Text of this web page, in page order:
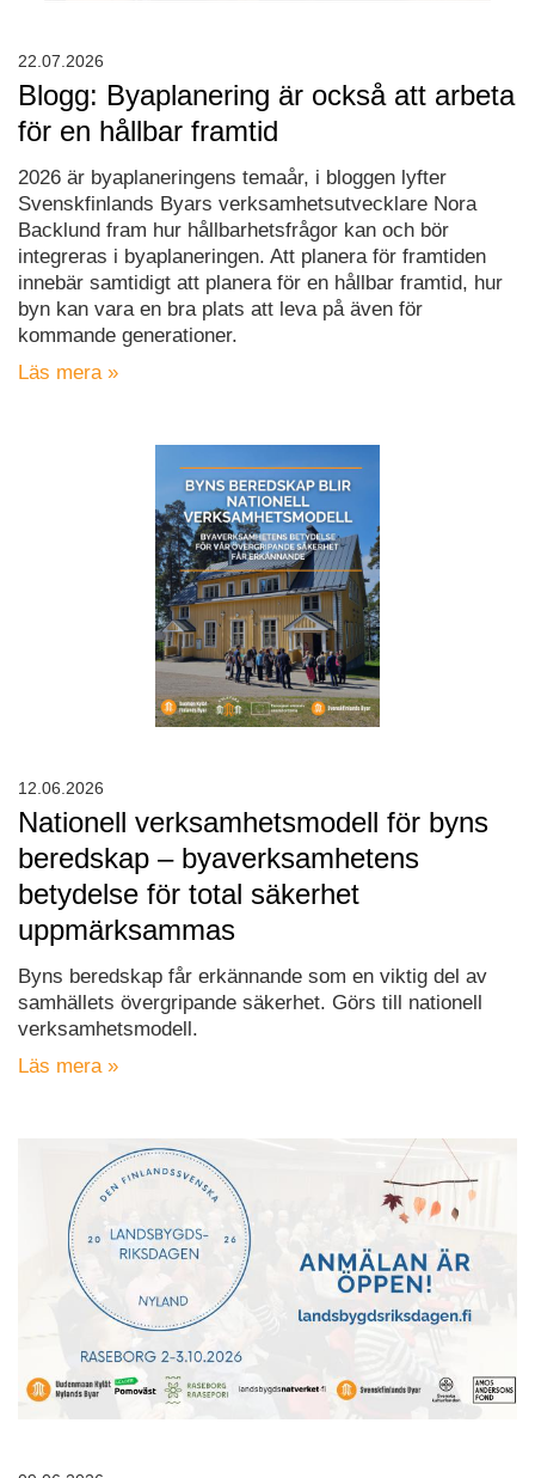
Blogg: Byaplanering är också att arbeta
för en hållbar framtid
2026 är byaplaneringens temaår, i bloggen lyfter
Svenskfinlands Byars verksamhetsutvecklare Nora
Backlund fram hur hållbarhetsfrågor kan och bör
integreras i byaplaneringen. Att planera för framtiden
innebär samtidigt att planera för en hållbar framtid, hur
byn kan vara en bra plats att leva på även för
kommande generationer.
Läs mera »
22.07.2026
Nationell verksamhetsmodell för byns
beredskap – byaverksamhetens
betydelse för total säkerhet
uppmärksammas
Byns beredskap får erkännande som en viktig del av
samhällets övergripande säkerhet. Görs till nationell
verksamhetsmodell.
Läs mera »
12.06.2026